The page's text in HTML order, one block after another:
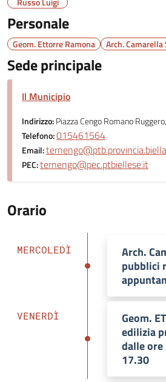
Personale
Geom. Ettorre Ramona Arch. Camarella
Sede principale
Il Municipio
Indirizzo:Piazza Cengo Romano
Telefono:015461564
Email:
PEC:ternengo@pec.ptbiellese.it
Orario
MERCOLEDÌ
Arch.
pubblici
VENERDÌ
Geom.
edilizia
dalle
17.30